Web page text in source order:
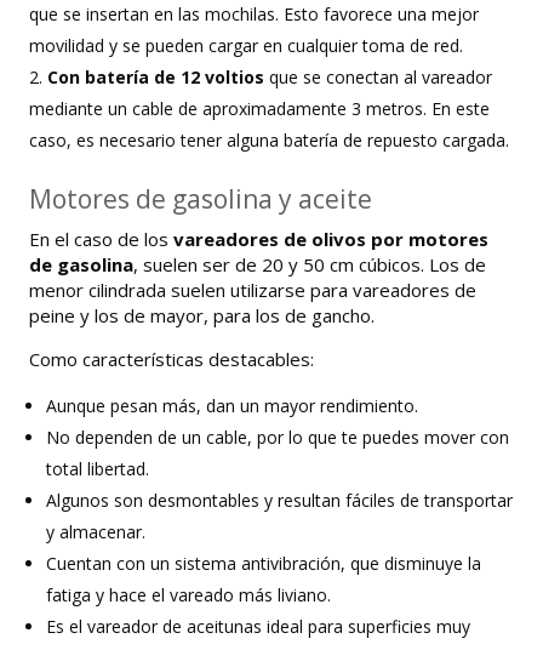
que se insertan en las mochilas. Esto favorece una mejor
movilidad y se pueden cargar en cualquier toma de red.
Con batería de 12 voltios que se conectan al vareador
mediante un cable de aproximadamente 3 metros. En este
caso, es necesario tener alguna batería de repuesto cargada.
Motores de gasolina y aceite
En el caso de los vareadores de olivos por motores
de gasolina, suelen ser de 20 y 50 cm cúbicos. Los de
menor cilindrada suelen utilizarse para vareadores de
peine y los de mayor, para los de gancho.
Como características destacables:
Aunque pesan más, dan un mayor rendimiento.
No dependen de un cable, por lo que te puedes mover con
total libertad.
Algunos son desmontables y resultan fáciles de transportar
y almacenar.
Cuentan con un sistema antivibración, que disminuye la
fatiga y hace el vareado más liviano.
Es el vareador de aceitunas ideal para superficies muy